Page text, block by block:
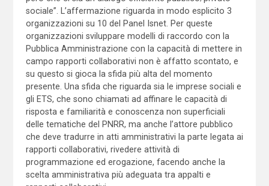
sociale”. L’affermazione riguarda in modo esplicito 3
organizzazioni su 10 del Panel Isnet. Per queste
organizzazioni sviluppare modelli di raccordo con la
Pubblica Amministrazione con la capacità di mettere in
campo rapporti collaborativi non è affatto scontato, e
su questo si gioca la sfida più alta del momento
presente. Una sfida che riguarda sia le imprese sociali e
gli ETS, che sono chiamati ad affinare le capacità di
risposta e familiarità e conoscenza non superficiali
delle tematiche del PNRR, ma anche l’attore pubblico
che deve tradurre in atti amministrativi la parte legata ai
rapporti collaborativi, rivedere attività di
programmazione ed erogazione, facendo anche la
scelta amministrativa più adeguata tra appalti e